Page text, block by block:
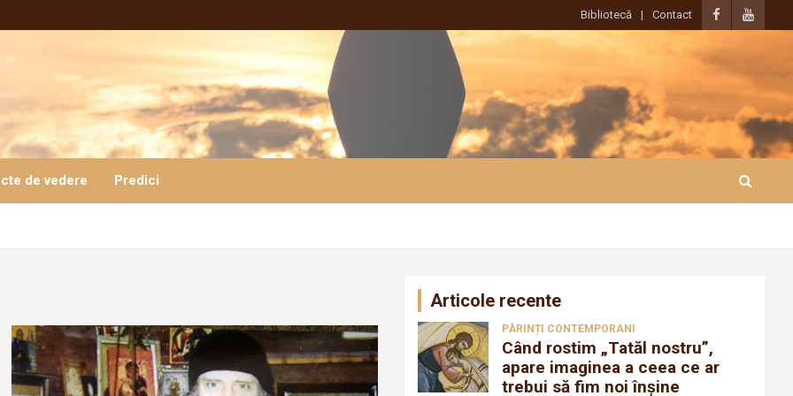
Bibliotecă Contact
de vedere Predici
Articole recente
PĂRINȚI CONTEMPORANI
Când rostim „Tatăl nostru”,
apare imaginea a ceea ce ar
trebui să fim noi înșine